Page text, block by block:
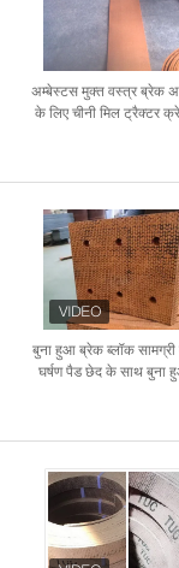
अम्बेस्टस मुक्त वस्त्र ब्रेक
के लिए चीनी मिल ट्रैक्टर
बुना हुआ ब्रेक ब्लॉक
घर्षण पैड छेद के साथ बुना